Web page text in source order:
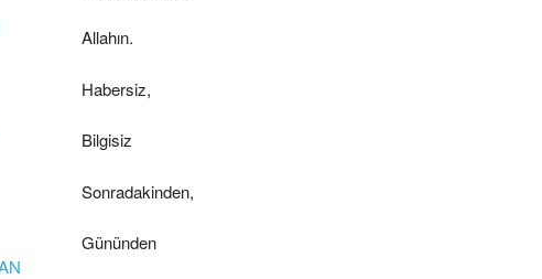
Allahın.
Habersiz,
Bilgisiz
Sonradakinden,
Gününden